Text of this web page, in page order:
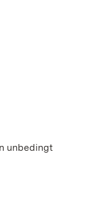
unbedingt